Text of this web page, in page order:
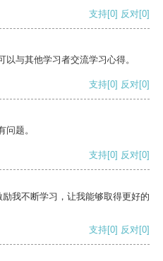
支持[0] 反对[0]
与其他学习者交流学习心得。
支持[0] 反对[0]
题。
支持[0] 反对[0]
我不断学习，让我能够取得更好的
支持[0] 反对[0]